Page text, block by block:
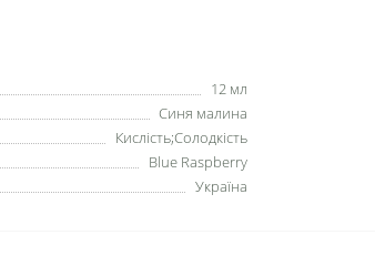
12 мл
Синя малина
Кислість;Солодкість
Blue Raspberry
Україна